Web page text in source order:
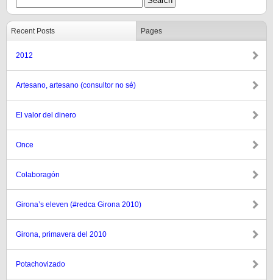
Recent Posts Pages
2012
Artesano, artesano (consultor no sé)
El valor del dinero
Once
Colaboragón
Girona’s eleven (#redca Girona 2010)
Girona, primavera del 2010
Potachovizado